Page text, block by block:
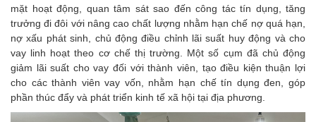
mặt hoạt động, quan tâm sát sao đến công tác tín dụng, tăng
trưởng đi đôi với nâng cao chất lượng nhằm hạn chế nợ quá hạn,
nợ xấu phát sinh, chủ động điều chỉnh lãi suất huy động và cho
vay linh hoạt theo cơ chế thị trường. Một số cụm đã chủ động
giảm lãi suất cho vay đối với thành viên, tạo điều kiện thuận lợi
cho các thành viên vay vốn, nhằm hạn chế tín dụng đen, góp
phần thúc đẩy và phát triển kinh tế xã hội tại địa phương.